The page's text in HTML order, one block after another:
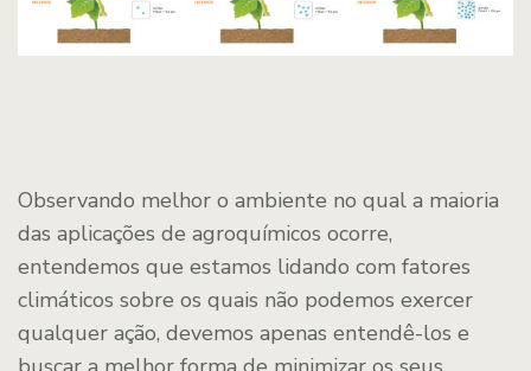
Observando melhor o ambiente no qual a maioria
das aplicações de agroquímicos ocorre,
entendemos que estamos lidando com fatores
climáticos sobre os quais não podemos exercer
qualquer ação, devemos apenas entendê-los e